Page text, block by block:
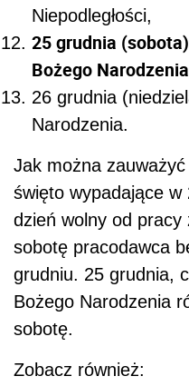
Niepodległości,
25 grudnia
Bożego
26 grudnia
Narodzenia.
Jak można
święto wypadające
dzień wolny od pracy
sobotę pracodawca
grudniu. 25 grudnia,
Bożego Narodzenia
sobotę.
Zobacz również: